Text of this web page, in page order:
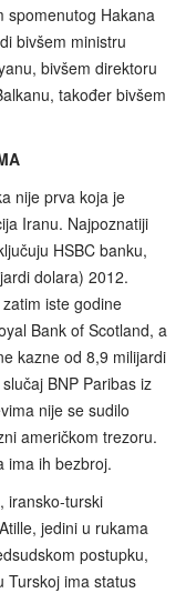
spomenutog Hakana
bivšem ministru
bivšem direktoru
također bivšem
nije prva koja je
Iranu. Najpoznatiji
HSBC banku,
dolara) 2012.
iste godine
Bank of Scotland, a
kazne od 8,9 milijardi
BNP Paribas iz
nije se sudilo
američkom trezoru.
ima ih bezbroj.
iransko-turski
jedini u rukama
postupku,
Turskoj ima status